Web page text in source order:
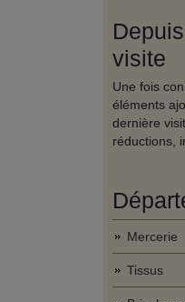
visite
Une fois
éléments
dernière
réductions,
Mercerie
Tissus